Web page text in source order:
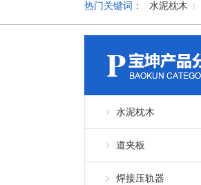
热门关键词： 水泥枕木
水泥枕木
道夹板
焊接压轨器